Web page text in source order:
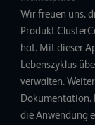
Wir freuen uns,
Produkt
hat. Mit dieser
Lebenszyklus
verwalten.
Dokumentation.
die Anwendung